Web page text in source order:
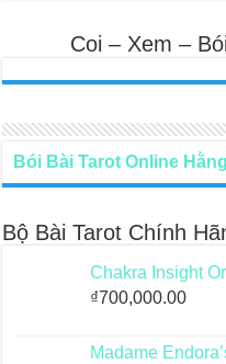
Coi – Xem –
Bói Bài Tarot Online
Bộ Bài Tarot Chính
Chakra Insight
₫700,000.00
Madame